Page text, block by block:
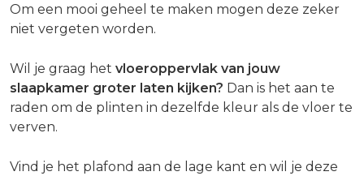
Om een mooi geheel te maken mogen deze zeker
niet vergeten worden.
Wil je graag het vloeroppervlak van jouw
slaapkamer groter laten kijken? Dan is het aan te
raden om de plinten in dezelfde kleur als de vloer te
verven.
Vind je het plafond aan de lage kant en wil je deze